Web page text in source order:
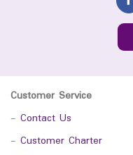
Customer Service
- Contact Us
- Customer Charter